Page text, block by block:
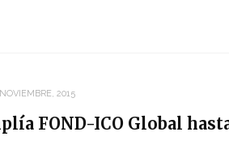
2015
FOND-ICO Global